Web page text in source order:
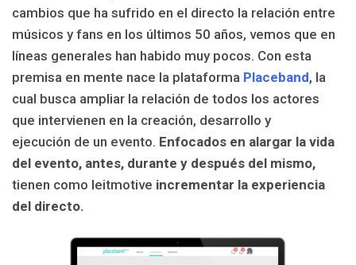
cambios que ha sufrido en el directo la relación entre
músicos y fans en los últimos 50 años, vemos que en
líneas generales han habido muy pocos. Con esta
premisa en mente nace la plataforma Placeband, la
cual busca ampliar la relación de todos los actores
que intervienen en la creación, desarrollo y
ejecución de un evento. Enfocados en alargar la vida
del evento, antes, durante y después del mismo,
tienen como leitmotive incrementar la experiencia
del directo.